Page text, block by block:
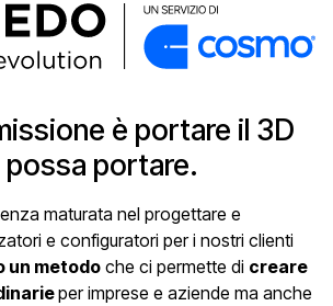
è portare il 3D
possa portare.
maturata nel progettare e
e configuratori per i nostri clienti
un metodo che ci permette di creare
per imprese e aziende ma anche